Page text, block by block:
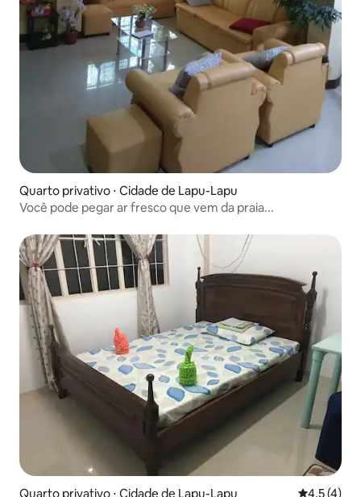
Quarto privativo ⋅ Cidade de Lapu-Lapu
Você pode pegar ar fresco que vem da praia...
Quarto privativo ⋅ Cidade de Lapu-Lapu 4,5 de
4,5 (4)